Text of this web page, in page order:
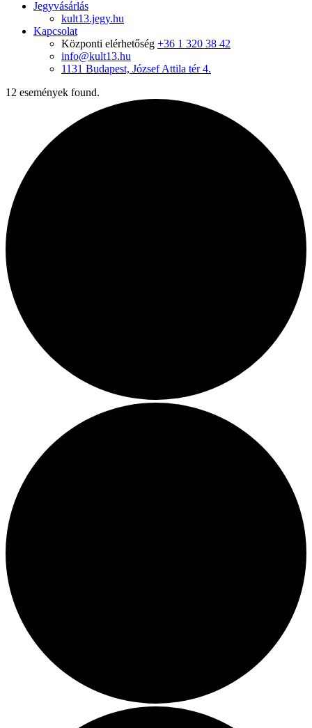
Jegyvásárlás
kult13.jegy.hu
Kapcsolat
Központi elérhetőség +36 1 320 38 42
info@kult13.hu
1131 Budapest, József Attila tér 4.
12 események found.